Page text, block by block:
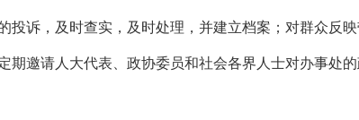
投诉，及时查实，及时处理，并建立档案；对群众反
期邀请人大代表、政协委员和社会各界人士对办事处